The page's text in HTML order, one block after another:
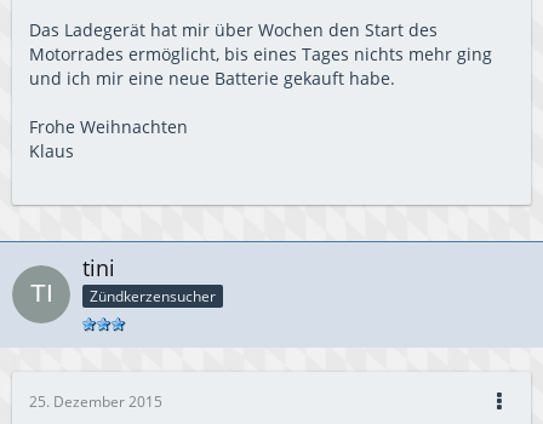
Das Ladegerät hat mir über Wochen den Start des
Motorrades ermöglicht, bis eines Tages nichts mehr ging
und ich mir eine neue Batterie gekauft habe.
Frohe Weihnachten
Klaus
tini
Zündkerzensucher
25. Dezember 2015